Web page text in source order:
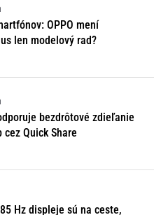
OPPO mení
len modelový rad?
bezdrôtové zdieľanie
Quick Share
Hz displeje sú na ceste,